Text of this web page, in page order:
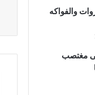
والفواكه
مغتصب